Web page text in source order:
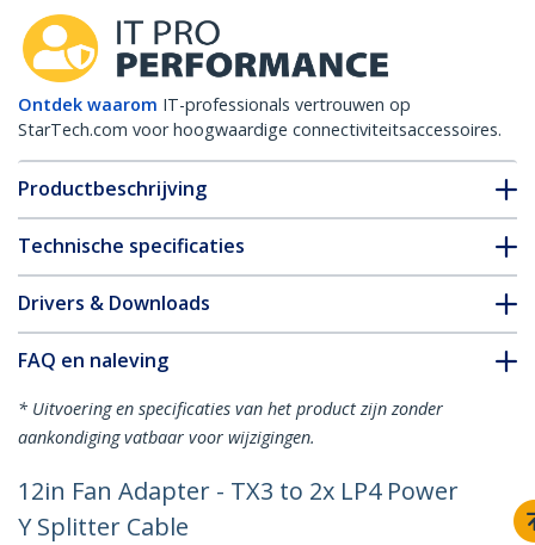
Ontdek waarom IT-professionals vertrouwen op
StarTech.com voor hoogwaardige connectiviteitsaccessoires.
Productbeschrijving
Technische specificaties
Drivers & Downloads
FAQ en naleving
* Uitvoering en specificaties van het product zijn zonder
aankondiging vatbaar voor wijzigingen.
12in Fan Adapter - TX3 to 2x LP4 Power
Y Splitter Cable